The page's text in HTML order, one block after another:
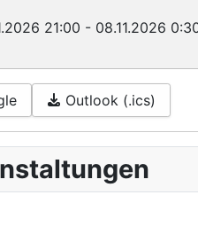
21:00 - 08.11.2026
Outlook (.ics)